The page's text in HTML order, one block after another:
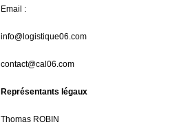
Email :
info@logistique06.com
contact@cal06.com
Représentants légaux
Thomas ROBIN